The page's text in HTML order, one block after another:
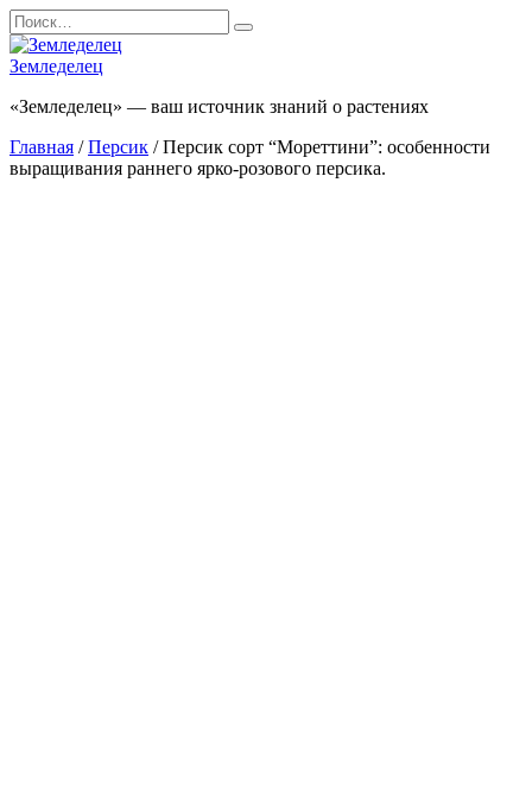
Перейти
к
содержанию
Search
for:
Земледелец
«Земледелец» — ваш источник знаний о растениях
Главная /Персик / Персик сорт “Мореттини”: особенности
выращивания раннего ярко-розового персика.